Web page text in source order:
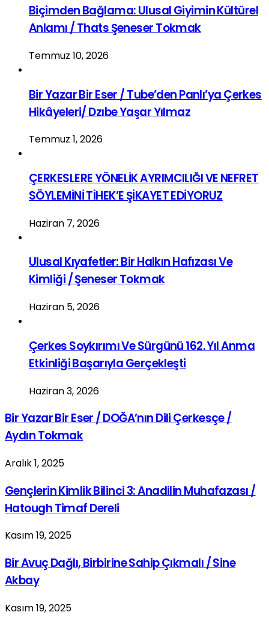
Biçimden Bağlama: Ulusal Giyimin Kültürel
Anlamı / Thats Şeneser Tokmak
Temmuz 10, 2026
Bir Yazar Bir Eser / Tube’den Panlı’ya Çerkes
Hikâyeleri/ Dzıbe Yaşar Yılmaz
Temmuz 1, 2026
ÇERKESLERE YÖNELİK AYRIMCILIĞI VE NEFRET
SÖYLEMİNİ TİHEK’E ŞİKAYET EDİYORUZ
Haziran 7, 2026
Ulusal Kıyafetler: Bir Halkın Hafızası Ve
Kimliği / Şeneser Tokmak
Haziran 5, 2026
Çerkes Soykırımı Ve Sürgünü 162. Yıl Anma
Etkinliği Başarıyla Gerçekleşti
Haziran 3, 2026
Bir Yazar Bir Eser / DOĞA’nın Dili Çerkesçe /
Aydın Tokmak
Aralık 1, 2025
Gençlerin Kimlik Bilinci 3: Anadilin Muhafazası /
Hatough Timaf Dereli
Kasım 19, 2025
Bir Avuç Dağlı, Birbirine Sahip Çıkmalı / Sine
Akbay
Kasım 19, 2025